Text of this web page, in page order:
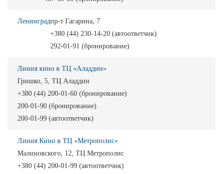
Ленинградпр-т Гагарина, 7
+380 (44) 230-14-20 (автоответчик)
292-01-91 (бронирование)
Линия кино в ТЦ «Аладдин»
Гришко, 5, ТЦ Аладдин
+380 (44) 200-01-60 (бронирование)
200-01-90 (бронирование)
200-01-99 (автоответчик)
Линия Кино в ТЦ «Метрополис»
Малиновского, 12, ТЦ Метрополис
+380 (44) 200-01-99 (автоответчик)